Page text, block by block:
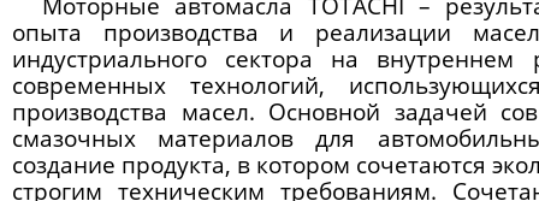
опыта производства и реализации
индустриального сектора на
современных технологий,
производства масел. Основной задачей
смазочных материалов для
создание продукта, в котором сочетаются
строгим техническим требованиям.